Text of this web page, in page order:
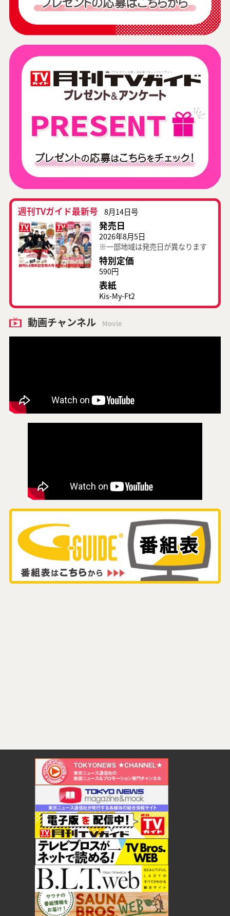
週刊TVガイド最新号 8月14日号
発売日
2026年8月5日
※一部地域は発売日が異なります
特別定価
590円
表紙
Kis-My-Ft2
動画チャンネル Movie